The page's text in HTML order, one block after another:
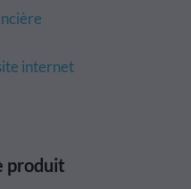
internet
produit